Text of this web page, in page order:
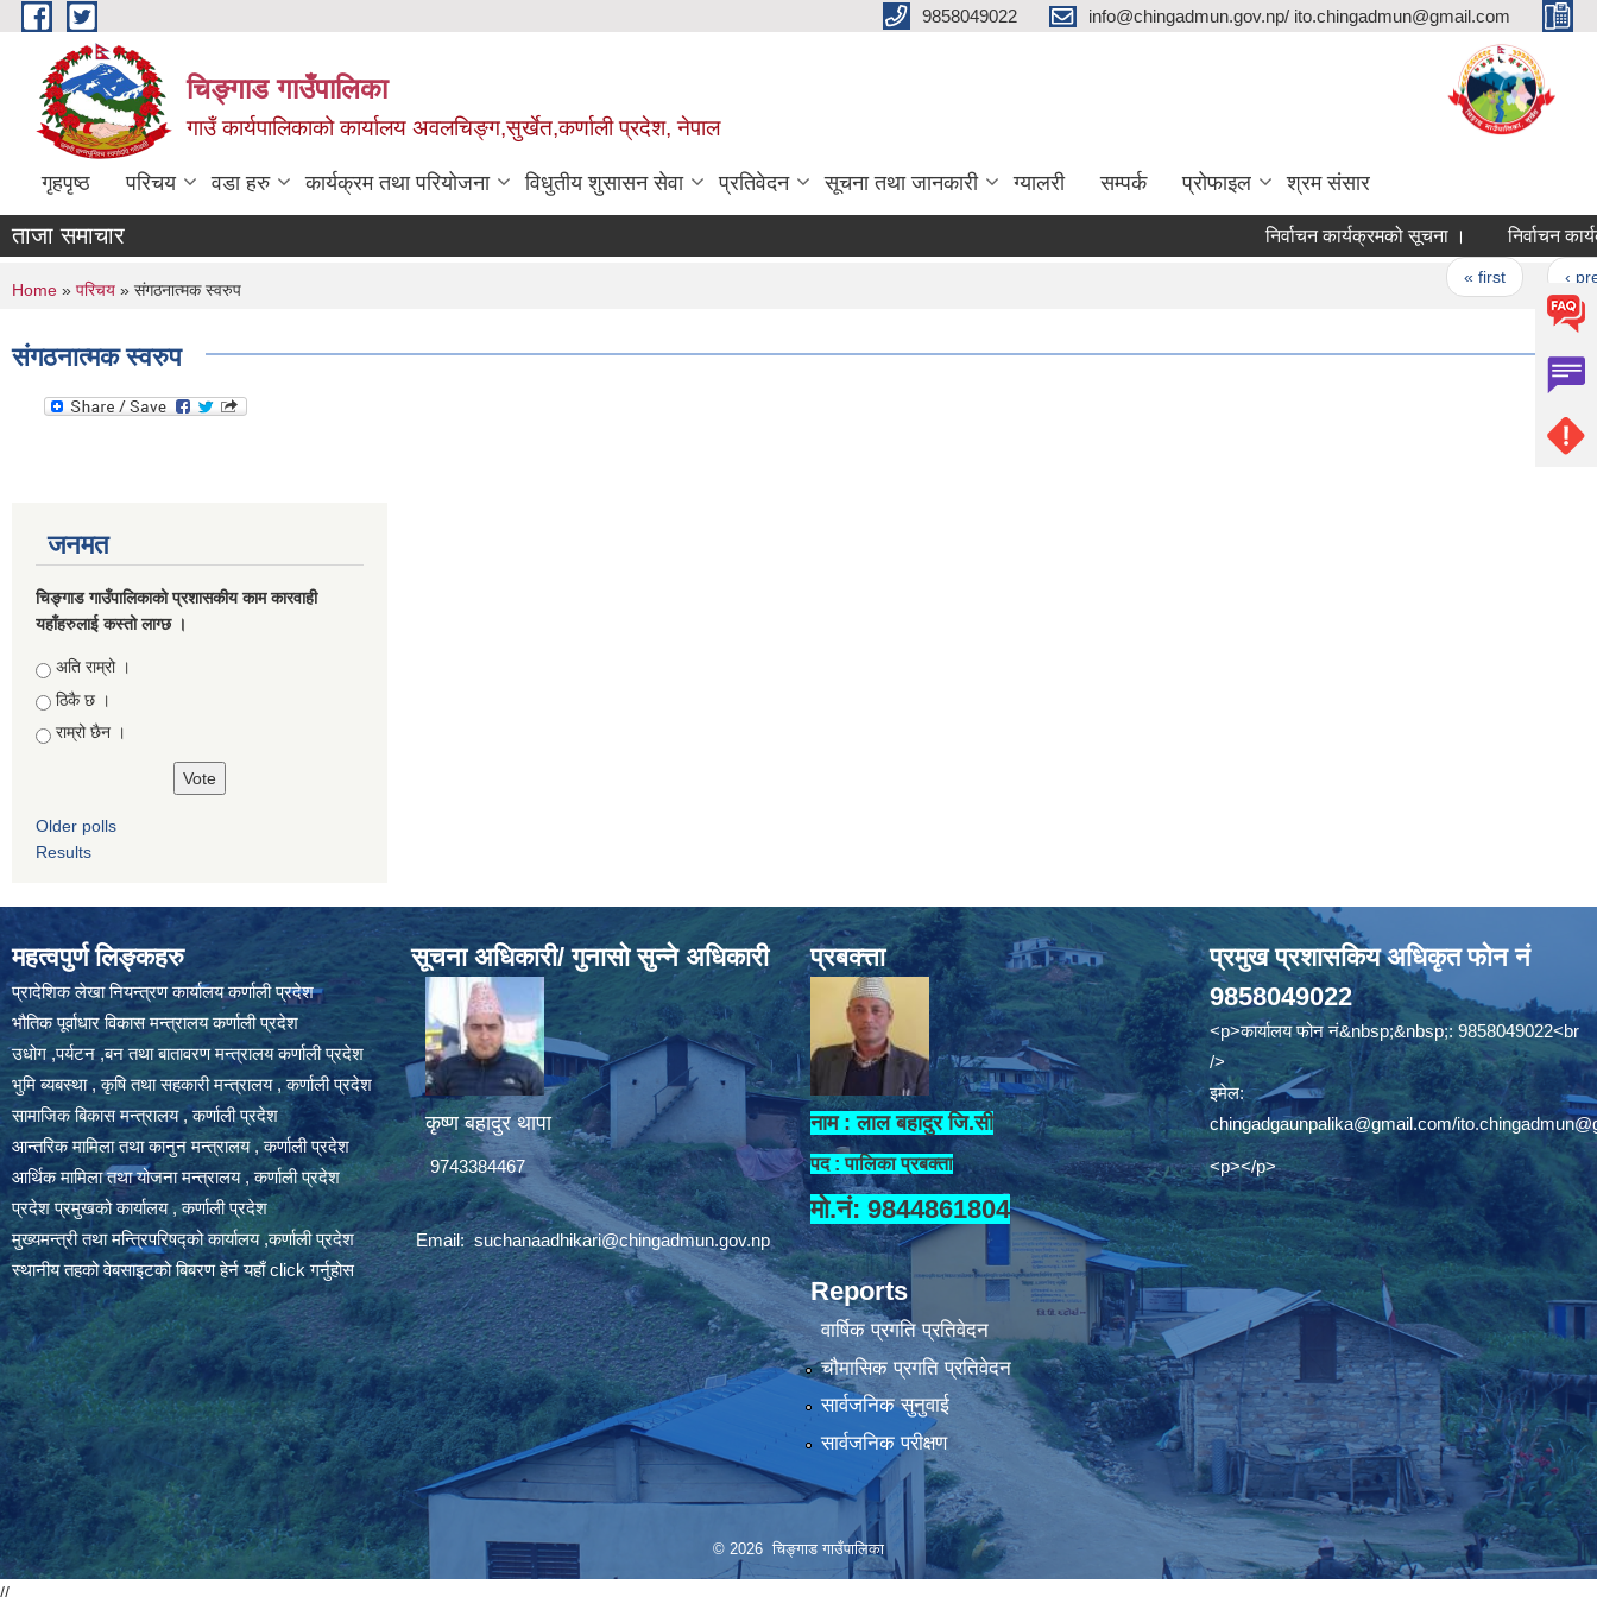
Skip to main content 9858049022 info@chingadmun.gov.np/ ito.chingadmun@gmail.com
चिङ्गाड गाउँपालिका
गाउँ कार्यपालिकाको कार्यालय अवलचिङ्ग,सुर्खेत,कर्णाली प्रदेश, नेपाल
गृहपृष्ठ परिचय वडा हरु कार्यक्रम तथा परियोजना विधुतीय शुसासन सेवा प्रतिवेदन सूचना तथा जानकारी ग्यालरी सम्पर्क प्रोफाइल श्रम संसार
ताजा समाचार निर्वाचन कार्यक्रमको सूचना । निर्वाचन
« first ‹
You are here
Home » परिचय » संगठनात्मक स्वरुप
संगठनात्मक स्वरुप
जनमत
चिङ्गाड गाउँपालिकाको प्रशासकीय काम कारवाही
यहाँहरुलाई कस्तो लाग्छ ।
Choices
अति राम्रो ।
ठिकै छ ।
राम्रो छैन ।
Older polls
Results
महत्वपुर्ण लिङ्कहरु
प्रादेशिक लेखा नियन्त्रण कार्यालय कर्णाली प्रदेश
भौतिक पूर्वाधार विकास मन्त्रालय कर्णाली प्रदेश
उधोग ,पर्यटन ,बन तथा बातावरण मन्त्रालय कर्णाली प्रदेश
भुमि ब्यबस्था , कृषि तथा सहकारी मन्त्रालय , कर्णाली प्रदेश
सामाजिक बिकास मन्त्रालय , कर्णाली प्रदेश
आन्तरिक मामिला तथा कानुन मन्त्रालय , कर्णाली प्रदेश
आर्थिक मामिला तथा योजना मन्त्रालय , कर्णाली प्रदेश
प्रदेश प्रमुखको कार्यालय , कर्णाली प्रदेश
मुख्यमन्त्री तथा मन्त्रिपरिषद्को कार्यालय ,कर्णाली प्रदेश
स्थानीय तहको वेबसाइटको बिबरण हेर्न यहाँ click गर्नुहोस
सूचना अधिकारी/ गुनासो सुन्ने अधिकारी
कृष्ण बहादुर थापा
9743384467
Email:suchanaadhikari@chingadmun.gov.np
प्रबक्त्ता
नाम : लाल बहादुर जि.सी
पद : पालिका प्रबक्ता
मो.नं: 9844861804
Reports
वार्षिक प्रगति प्रतिवेदन
चौमासिक प्रगति प्रतिवेदन
सार्वजनिक सुनुवाई
सार्वजनिक परीक्षण
प्रमुख प्रशासकिय अधिकृत फोन नं
9858049022
<p>कार्यालय फोन नं&nbsp;&nbsp;: 9858049022<br
/>
इमेल:
chingadgaunpalika@gmail.com/
<p></p>
© 2026 चिङ्गाड गाउँपालिका
//